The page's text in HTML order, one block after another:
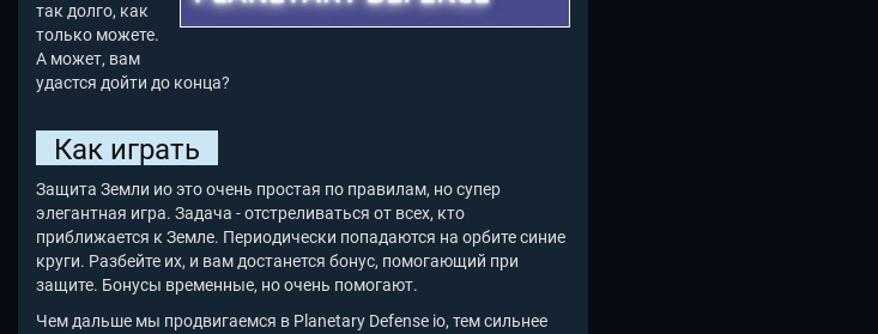
так долго, как
только можете.
А может, вам
удастся дойти до конца?
Как играть
Защита Земли ио это очень простая по правилам, но супер
элегантная игра. Задача - отстреливаться от всех, кто
приближается к Земле. Периодически попадаются на орбите синие
круги. Разбейте их, и вам достанется бонус, помогающий при
защите. Бонусы временные, но очень помогают.
Чем дальше мы продвигаемся в Planetary Defense io, тем сильнее